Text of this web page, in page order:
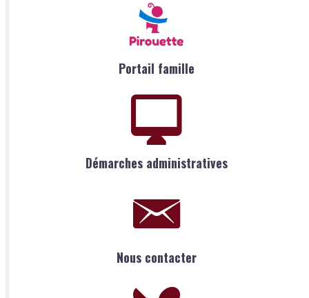
Portail famille
Démarches administratives
Nous contacter